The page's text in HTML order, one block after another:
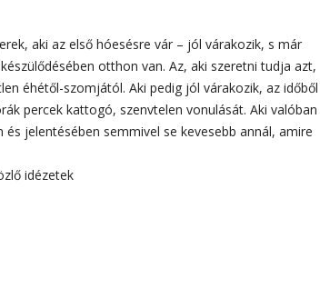
aki az első hóesésre vár – jól várakozik, s már
otthon van. Az, aki szeretni tudja azt,
éhétől-szomjától. Aki pedig jól várakozik, az időből
percek kattogó, szenvtelen vonulását. Aki valóban
jelentésében semmivel se kevesebb annál, amire
idézetek